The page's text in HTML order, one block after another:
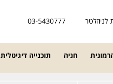
03-5430777
חניה תוכנייה דיגיטלית